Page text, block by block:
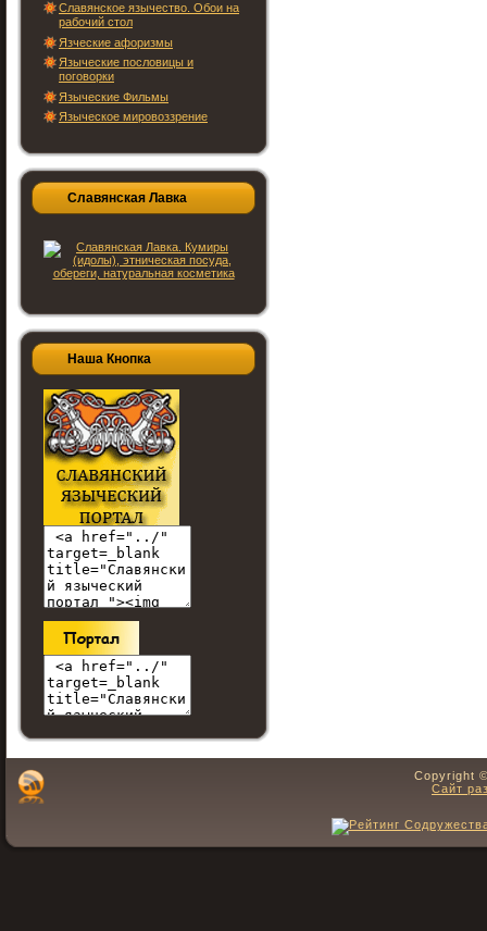
Славянское язычество. Обои на
рабочий стол
Язческие афоризмы
Языческие пословицы и
поговорки
Языческие Фильмы
Языческое мировоззрение
Славянская Лавка
Наша Кнопка
Copyright
Сайт